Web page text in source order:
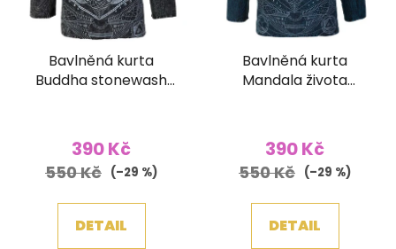
Bavlněná kurta
Buddha stonewash
390 Kč
550 Kč (–29 %)
DETAIL
Bavlněná kurta
Mandala života
390 Kč
550 Kč (–29 %)
DETAIL